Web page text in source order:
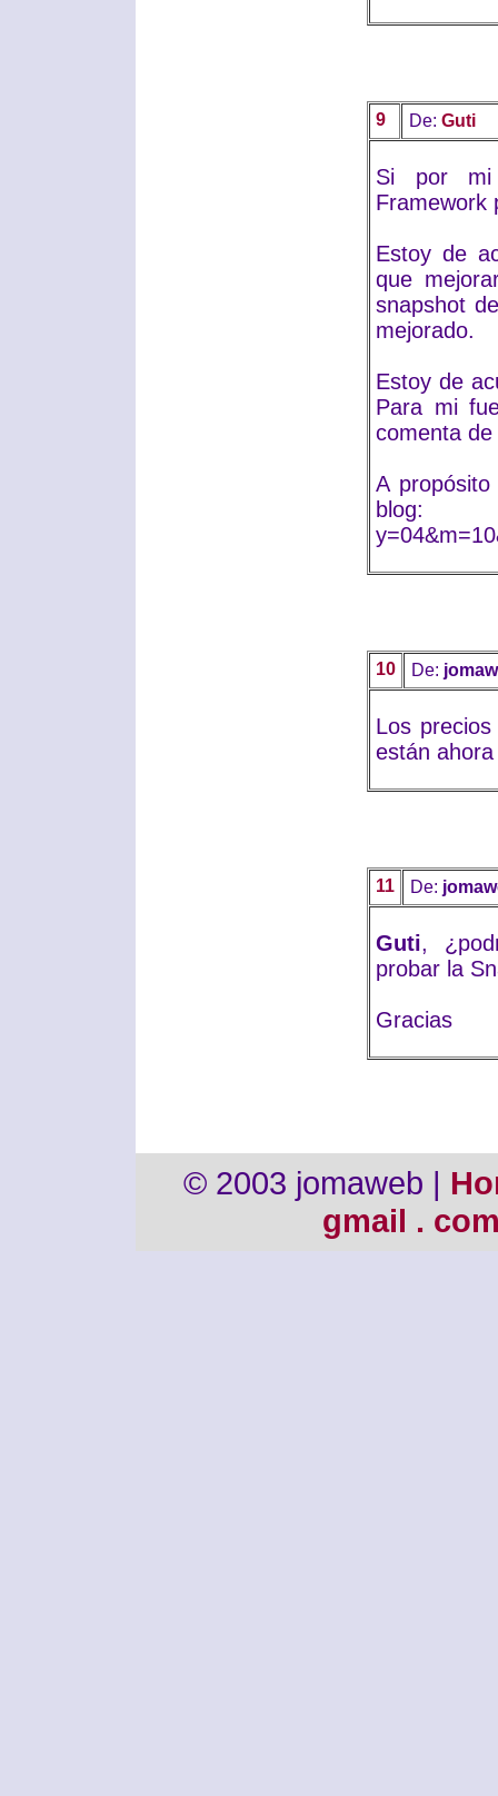
9 De: Guti
Si por mi
Framework
Estoy de
que
snapshot
mejorado.
Estoy de
Para mi
comenta
A
blog:
10 De:
Los
están
11 De:
Guti,
probar la
Gracias
© 2003 jomaweb |
gmail .